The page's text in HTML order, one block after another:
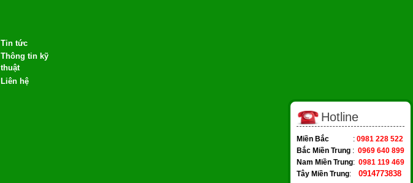
Hotline
Miền Bắc : 0981 228 522
Bắc Miền Trung : 0969 640 899
Nam Miền Trung: 0981 119 469
Tây Miền Trung: 0914773838
Tin tức
Thông tin kỹ
thuật
Liên hệ